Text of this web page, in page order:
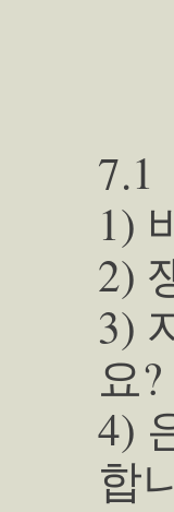
7.1
1)
2)
3)
요?
4)
합